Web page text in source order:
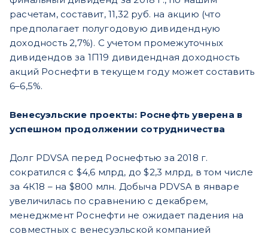
расчетам, составит, 11,32 руб. на акцию (что
предполагает полугодовую дивидендную
доходность 2,7%). С учетом промежуточных
дивидендов за 1П19 дивидендная доходность
акций Роснефти в текущем году может составить
6–6,5%.
Венесуэльские проекты: Роснефть уверена в
успешном продолжении сотрудничества
Долг PDVSA перед Роснефтью за 2018 г.
сократился с $4,6 млрд, до $2,3 млрд, в том числе
за 4К18 – на $800 млн. Добыча PDVSA в январе
увеличилась по сравнению с декабрем,
менеджмент Роснефти не ожидает падения на
совместных с венесуэльской компанией